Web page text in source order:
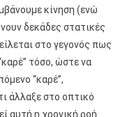
κίνηση (ενώ
δεκάδες στατικές
στο γεγονός πως
τόσο, ώστε να
“καρέ”,
άλλαξε στο οπτικό
αυτή η χρονική ροή